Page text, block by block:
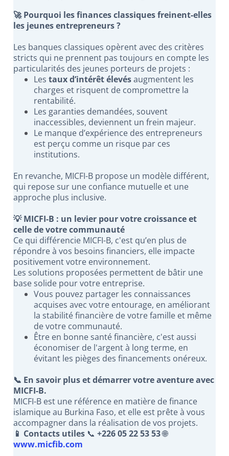
🚀 Pourquoi les finances classiques freinent-elles
les jeunes entrepreneurs ?
Les banques classiques opèrent avec des critères
stricts qui ne prennent pas toujours en compte les
particularités des jeunes porteurs de projets :
Les taux d’intérêt élevésaugmentent les
charges et risquent de compromettre la
rentabilité.
Les garanties demandées, souvent
inaccessibles, deviennent un frein majeur.
Le manque d’expérience des entrepreneurs
est perçu comme un risque par ces
institutions.
En revanche, MICFI-B propose un modèle différent,
qui repose sur une confiance mutuelle et une
approche plus inclusive.
💡 MICFI-B : un levier pour votre croissance et
celle de votre communauté
Ce qui différencie MICFI-B, c'est qu’en plus de
répondre à vos besoins financiers, elle impacte
positivement votre environnement.
Les solutions proposées permettent de bâtir une
base solide pour votre entreprise.
Vous pouvez partager les connaissances
acquises avec votre entourage, en améliorant
la stabilité financière de votre famille et même
de votre communauté.
Être en bonne santé financière, c'est aussi
économiser de l'argent à long terme, en
évitant les pièges des financements onéreux.
📞 En savoir plus et démarrer votre aventure avec
MICFI-B.
MICFI-B est une référence en matière de finance
islamique au Burkina Faso, et elle est prête à vous
accompagner dans la réalisation de vos projets.
📱 Contacts utiles 📞 +226 05 22 53 53🌐
www.micfib.com